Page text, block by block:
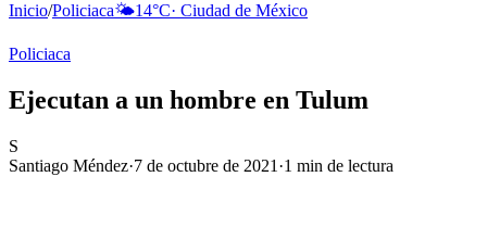
Inicio/Policiaca🌤️14°C· Ciudad de México
Policiaca
Ejecutan a un hombre en Tulum
S
Santiago Méndez·7 de octubre de 2021 ·1 min de lectura